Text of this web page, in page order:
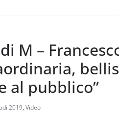
M –
al pubblico”
2019, Video